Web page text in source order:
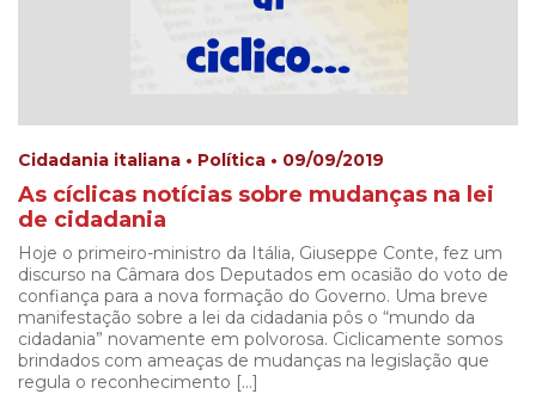
Cidadania italiana • Política • 09/09/2019
As cíclicas notícias sobre mudanças na lei
de cidadania
Hoje o primeiro-ministro da Itália, Giuseppe Conte, fez um
discurso na Câmara dos Deputados em ocasião do voto de
confiança para a nova formação do Governo. Uma breve
manifestação sobre a lei da cidadania pôs o “mundo da
cidadania” novamente em polvorosa. Ciclicamente somos
brindados com ameaças de mudanças na legislação que
regula o reconhecimento […]